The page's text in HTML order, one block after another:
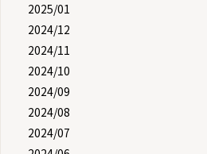
2025/01
2024/12
2024/11
2024/10
2024/09
2024/08
2024/07